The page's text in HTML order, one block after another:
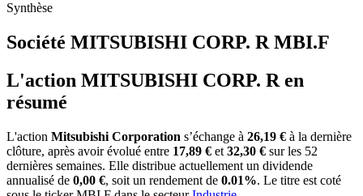
Synthèse
Société MITSUBISHI CORP. R MBI.F
L'action MITSUBISHI CORP. R en
résumé
L'action Mitsubishi Corporation s’échange à 26,19 € à la dernière
clôture, après avoir évolué entre 17,89 € et 32,30 € sur les 52
dernières semaines. Elle distribue actuellement un dividende
annualisé de 0,00 €, soit un rendement de 0.01%. Le titre est coté